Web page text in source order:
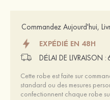
Commandez Aujourd'hui,
EXPÉDIÉ EN 48H
DÉLAI DE LIVRAISON :
Cette robe est faite sur
standard ou des mesures
confectionnent chaque robe